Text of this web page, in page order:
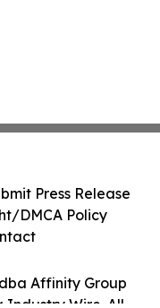
Affinity Group
Industry Wire. All
Press Release
DMCA Policy